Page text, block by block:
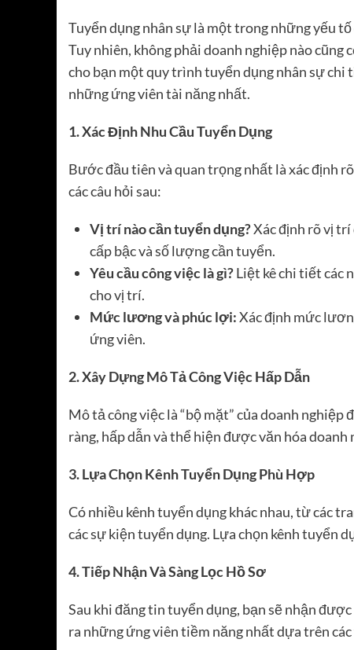
Tuyển dụng nhân sự là một trong những yếu
Tuy nhiên, không phải doanh nghiệp nào cũng
cho bạn một quy trình tuyển dụng nhân sự
những ứng viên tài năng nhất.
1. Xác Định Nhu Cầu Tuyển Dụng
Bước đầu tiên và quan trọng nhất là xác định
các câu hỏi sau:
Vị trí nào cần tuyển dụng?Xác định rõ vị trí
cấp bậc và số lượng cần tuyển.
Yêu cầu công việc là gì?Liệt kê chi tiết các
cho vị trí.
Mức lương và phúc lợi:Xác định mức
ứng viên.
2. Xây Dựng Mô Tả Công Việc Hấp Dẫn
Mô tả công việc là “bộ mặt” của doanh
ràng, hấp dẫn và thể hiện được văn hóa doanh
3. Lựa Chọn Kênh Tuyển Dụng Phù Hợp
Có nhiều kênh tuyển dụng khác nhau, từ các
các sự kiện tuyển dụng. Lựa chọn kênh tuyển
4. Tiếp Nhận Và Sàng Lọc Hồ Sơ
Sau khi đăng tin tuyển dụng, bạn sẽ nhận
ra những ứng viên tiềm năng nhất dựa trên các